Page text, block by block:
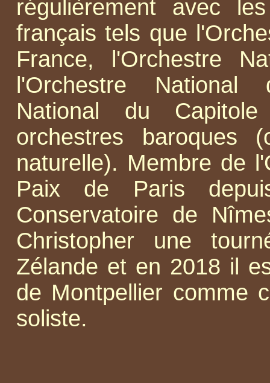
régulièrement avec
français tels que
France, l'Orchestre
l'Orchestre National
National du
orchestres
naturelle). Membre de
Paix de Paris
Conservatoire de
Christopher une
Zélande et en 2018 il
de Montpellier comme
soliste.